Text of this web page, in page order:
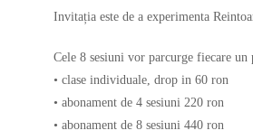
Invitația este de a experimenta
Cele 8 sesiuni vor parcurge fiecare
• clase individuale, drop in 60 ron
• abonament de 4 sesiuni 220 ron
• abonament de 8 sesiuni 440 ron